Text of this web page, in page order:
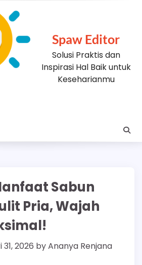
Spaw Editor
Solusi Praktis dan
Inspirasi Hal Baik untuk
Keseharianmu
Sabun
Pria, Wajah
2026 byAnanya Renjana